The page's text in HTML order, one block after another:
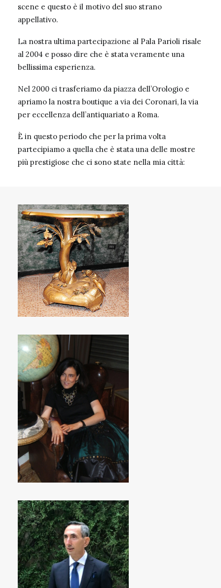
scene e questo è il motivo del suo strano
appellativo.
La nostra ultima partecipazione al Pala Parioli risale
al 2004 e posso dire che è stata veramente una
bellissima esperienza.
Nel 2000 ci trasferiamo da piazza dell’Orologio e
apriamo la nostra boutique a via dei Coronari, la via
per eccellenza dell’antiquariato a Roma.
È in questo periodo che per la prima volta
partecipiamo a quella che è stata una delle mostre
più prestigiose che ci sono state nella mia città: